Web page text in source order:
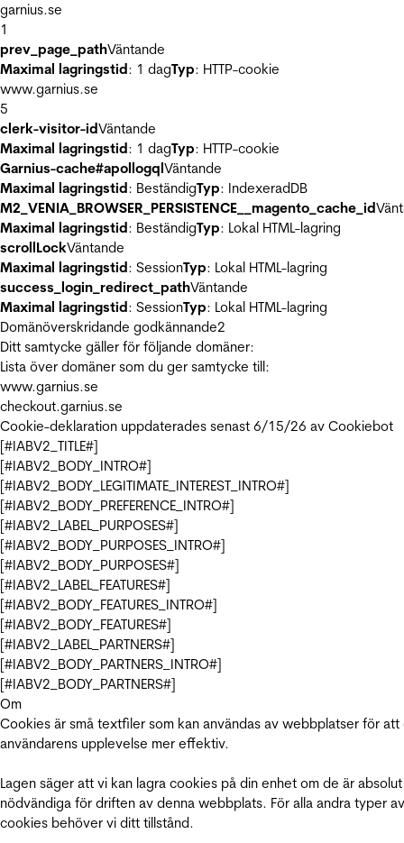
garnius.se
1
prev_page_pathVäntande
Maximal lagringstid: 1 dagTyp: HTTP-cookie
www.garnius.se
5
clerk-visitor-idVäntande
Maximal lagringstid: 1 dagTyp: HTTP-cookie
Garnius-cache#apollogqlVäntande
Maximal lagringstid: BeständigTyp: IndexeradDB
M2_VENIA_BROWSER_PERSISTENCE__magento_cache_id
Maximal lagringstid: BeständigTyp: Lokal HTML-lagring
scrollLockVäntande
Maximal lagringstid: SessionTyp: Lokal HTML-lagring
success_login_redirect_pathVäntande
Maximal lagringstid: SessionTyp: Lokal HTML-lagring
Domänöverskridande godkännande2
Ditt samtycke gäller för följande domäner:
Lista över domäner som du ger samtycke till:
www.garnius.se
checkout.garnius.se
Cookie-deklaration uppdaterades senast 6/15/26 av Cookiebot
[#IABV2_TITLE#]
[#IABV2_BODY_INTRO#]
[#IABV2_BODY_LEGITIMATE_INTEREST_INTRO#]
[#IABV2_BODY_PREFERENCE_INTRO#]
[#IABV2_LABEL_PURPOSES#]
[#IABV2_BODY_PURPOSES_INTRO#]
[#IABV2_BODY_PURPOSES#]
[#IABV2_LABEL_FEATURES#]
[#IABV2_BODY_FEATURES_INTRO#]
[#IABV2_BODY_FEATURES#]
[#IABV2_LABEL_PARTNERS#]
[#IABV2_BODY_PARTNERS_INTRO#]
[#IABV2_BODY_PARTNERS#]
Om
Cookies är små textfiler som kan användas av webbplatser för att
användarens upplevelse mer effektiv.
Lagen säger att vi kan lagra cookies på din enhet om de är absolut
nödvändiga för driften av denna webbplats. För alla andra typer av
cookies behöver vi ditt tillstånd.